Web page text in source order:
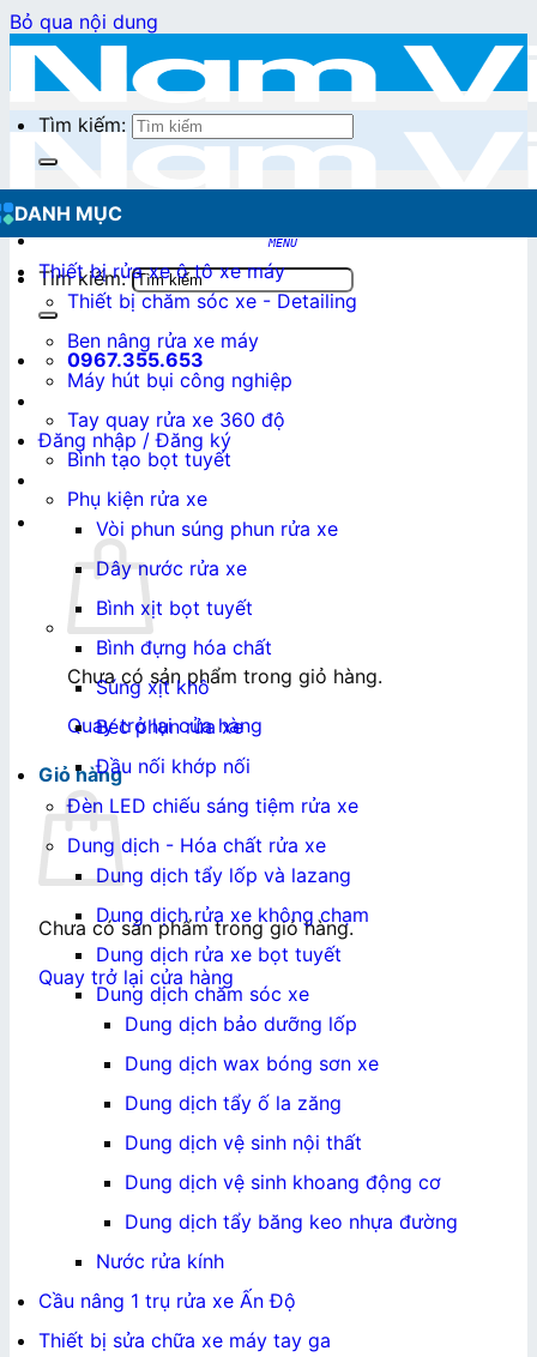
Bỏ qua nội dung
Tìm kiếm:
0967.355.653
Đăng nhập / Đăng ký
Chưa có sản phẩm trong giỏ hàng.
Quay trở lại cửa hàng
Giỏ hàng
Chưa có sản phẩm trong giỏ hàng.
Quay trở lại cửa hàng
Tìm kiếm:
DANH MỤC
Thiết bị rửa xe ô tô xe máy
Thiết bị chăm sóc xe - Detailing
Ben nâng rửa xe máy
Máy hút bụi công nghiệp
Tay quay rửa xe 360 độ
Bình tạo bọt tuyết
Phụ kiện rửa xe
Vòi phun súng phun rửa xe
Dây nước rửa xe
Bình xịt bọt tuyết
Bình đựng hóa chất
Súng xịt khô
Béc phun rửa xe
Đầu nối khớp nối
Đèn LED chiếu sáng tiệm rửa xe
Dung dịch - Hóa chất rửa xe
Dung dịch tẩy lốp và lazang
Dung dịch rửa xe không chạm
Dung dịch rửa xe bọt tuyết
Dung dịch chăm sóc xe
Dung dịch bảo dưỡng lốp
Dung dịch wax bóng sơn xe
Dung dịch tẩy ố la zăng
Dung dịch vệ sinh nội thất
Dung dịch vệ sinh khoang động cơ
Dung dịch tẩy băng keo nhựa đường
Nước rửa kính
Cầu nâng 1 trụ rửa xe Ấn Độ
Thiết bị sửa chữa xe máy tay ga